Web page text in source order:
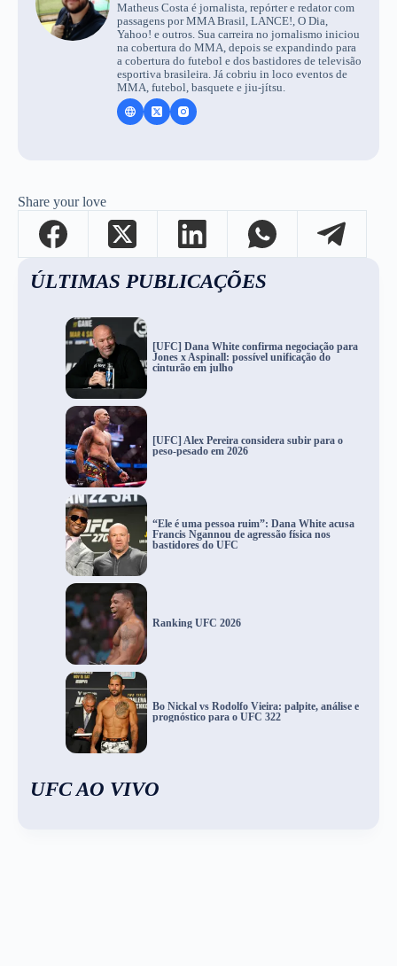
Matheus Costa é jornalista, repórter e redator com
passagens por MMA Brasil, LANCE!, O Dia,
Yahoo! e outros. Sua carreira no jornalismo iniciou
na cobertura do MMA, depois se expandindo para
a cobertura do futebol e dos bastidores de televisão
esportiva brasileira. Já cobriu in loco eventos de
MMA, futebol, basquete e jiu-jítsu.
Share your love
ÚLTIMAS PUBLICAÇÕES
[UFC] Dana White confirma negociação para
Jones x Aspinall: possível unificação do
cinturão em julho
[UFC] Alex Pereira considera subir para o
peso-pesado em 2026
“Ele é uma pessoa ruim”: Dana White acusa
Francis Ngannou de agressão física nos
bastidores do UFC
Ranking UFC 2026
Bo Nickal vs Rodolfo Vieira: palpite, análise e
prognóstico para o UFC 322
UFC AO VIVO